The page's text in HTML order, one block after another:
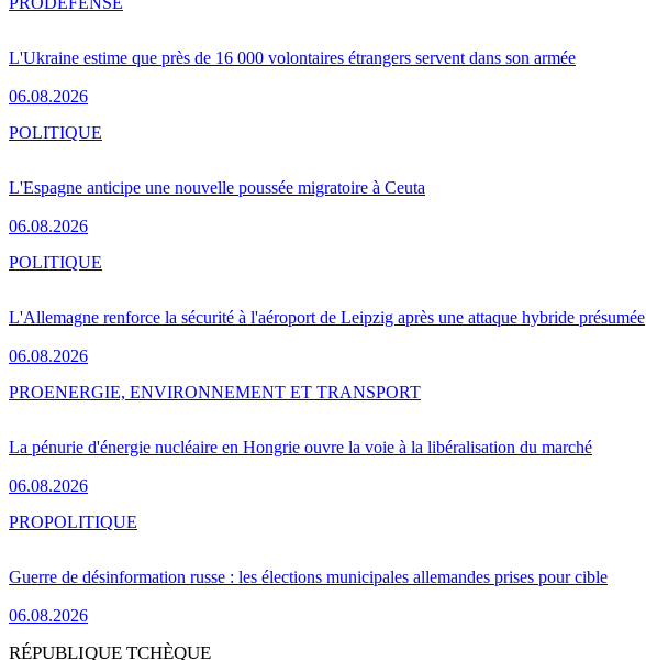
L'Ukraine estime que près de 16 000 volontaires étrangers servent dans son armée
06.08.2026
L'Espagne anticipe une nouvelle poussée migratoire à Ceuta
06.08.2026
POLITIQUE
L'Allemagne renforce la sécurité à l'aéroport de Leipzig après une attaque hybride présumée
06.08.2026
POLITIQUE
La pénurie d'énergie nucléaire en Hongrie ouvre la voie à la libéralisation du marché
06.08.2026
PROENERGIE, ENVIRONNEMENT ET TRANSPORT
Guerre de désinformation russe : les élections municipales allemandes prises pour cible
06.08.2026
PROPOLITIQUE
RÉPUBLIQUE TCHÈQUE